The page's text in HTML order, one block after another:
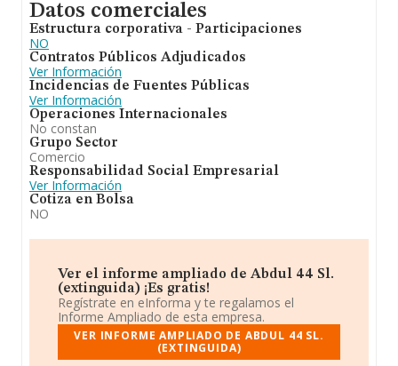
Datos comerciales
Estructura corporativa - Participaciones
NO
Contratos Públicos Adjudicados
Ver Información
Incidencias de Fuentes Públicas
Ver Información
Operaciones Internacionales
No constan
Grupo Sector
Comercio
Responsabilidad Social Empresarial
Ver Información
Cotiza en Bolsa
NO
Ver el informe ampliado de Abdul 44 Sl.
(extinguida) ¡Es gratis!
Regístrate en eInforma y te regalamos el
Informe Ampliado de esta empresa.
VER INFORME AMPLIADO DE ABDUL 44 SL.
(EXTINGUIDA)